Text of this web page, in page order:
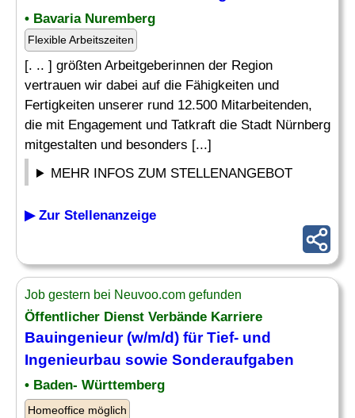
• Bavaria Nuremberg
Flexible Arbeitszeiten
[. .. ] größten Arbeitgeberinnen der Region
vertrauen wir dabei auf die Fähigkeiten und
Fertigkeiten unserer rund 12.500 Mitarbeitenden,
die mit Engagement und Tatkraft die Stadt Nürnberg
mitgestalten und besonders [...]
MEHR INFOS ZUM STELLENANGEBOT
▶ Zur Stellenanzeige
Job gestern bei Neuvoo.com gefunden
Öffentlicher Dienst Verbände Karriere
Bauingenieur (w/m/d) für Tief- und
Ingenieurbau sowie Sonderaufgaben
• Baden- Württemberg
Homeoffice möglich